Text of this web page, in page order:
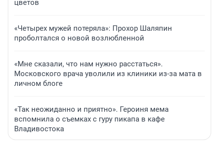
цветов
«Четырех мужей потеряла»: Прохор Шаляпин
проболтался о новой возлюбленной
«Мне сказали, что нам нужно расстаться».
Московского врача уволили из клиники из-за мата в
личном блоге
«Так неожиданно и приятно». Героиня мема
вспомнила о съемках с гуру пикапа в кафе
Владивостока